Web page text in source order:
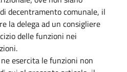
decentramento comunale, il
la delega ad un consigliere
delle funzioni nei
esercita le funzioni non